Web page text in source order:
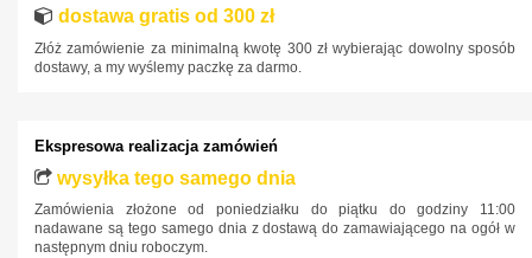
dostawa gratis od 300 zł
Złóż zamówienie za minimalną kwotę 300 zł wybierając dowolny sposób
dostawy, a my wyślemy paczkę za darmo.
Ekspresowa realizacja zamówień
wysyłka tego samego dnia
Zamówienia złożone od poniedziałku do piątku do godziny 11:00
nadawane są tego samego dnia z dostawą do zamawiającego na ogół w
następnym dniu roboczym.